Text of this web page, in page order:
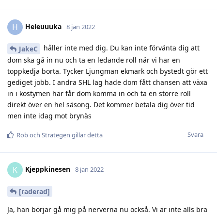
H Heleuuuka 8 jan 2022
JakeC
håller inte med dig. Du kan inte förvänta dig att
dom ska gå in nu och ta en ledande roll när vi har en
toppkedja borta. Tycker Ljungman ekmark och bystedt gör ett
gediget jobb. I andra SHL lag hade dom fått chansen att växa
in i kostymen här får dom komma in och ta en större roll
direkt över en hel säsong. Det kommer betala dig över tid
men inte idag mot brynäs
Svara
Roboch Strategen gillar detta
K Kjeppkinesen 8 jan 2022
[raderad]
Ja, han börjar gå mig på nerverna nu också. Vi är inte alls bra